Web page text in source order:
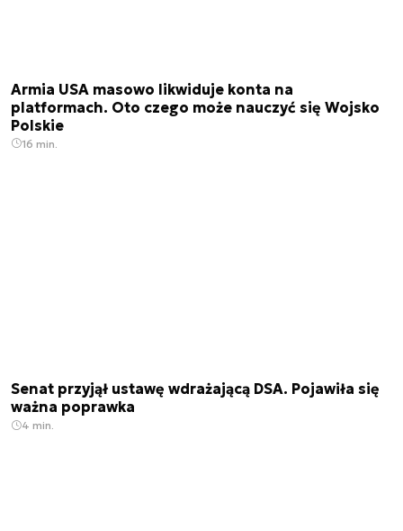
Armia USA masowo likwiduje konta na
platformach. Oto czego może nauczyć się Wojsko
Polskie
16 min.
Senat przyjął ustawę wdrażającą DSA. Pojawiła się
ważna poprawka
4 min.